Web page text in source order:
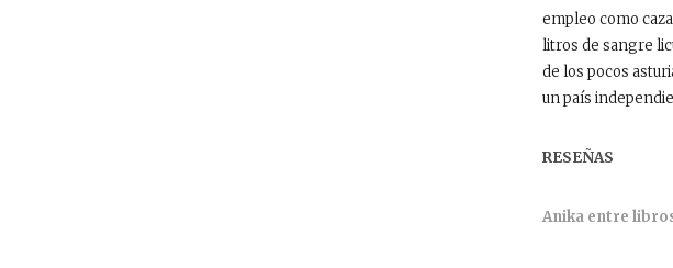
empleo como
litros de sangre
de los pocos
un país
RESEÑAS
Anika entre